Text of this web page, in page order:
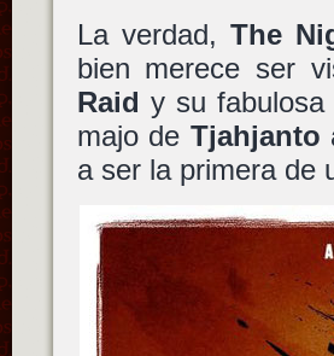
La verdad, The
bien merece ser
Raid y su
majo de Tjahjanto
a ser la primera de